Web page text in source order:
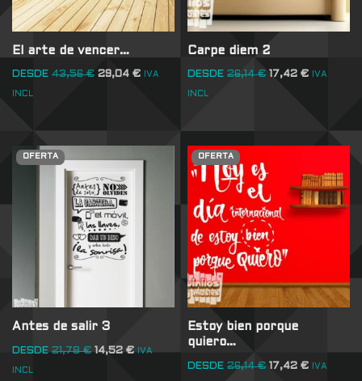
El arte de vencer…
DESDE 43,56€ 29,04 € IVA
INCL
Carpe diem 2
DESDE 26,14€ 17,42€ IVA
INCL
OFERTA
Antes de salir 3
DESDE 21,78€ 14,52€ IVA
INCL
OFERTA
Estoy bien porque
quiero…
DESDE 26,14€ 17,42€ IVA